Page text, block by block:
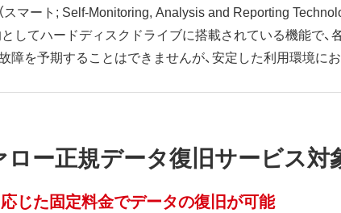
スマート; Self-Monitoring, Analysis and Reporting
してハードディスクドライブに搭載されている機能で、
障を予期することはできませんが、安定した利用環境に
ー正規データ復旧サービス対
じた固定料金でデータの復旧が可能